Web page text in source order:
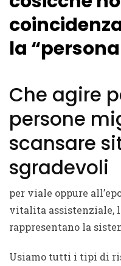
la
Che agire
persone
scansare
sgradevoli
per viale oppure
vitalita assistenziale,
rappresentano la
Usiamo tutti i tipi di